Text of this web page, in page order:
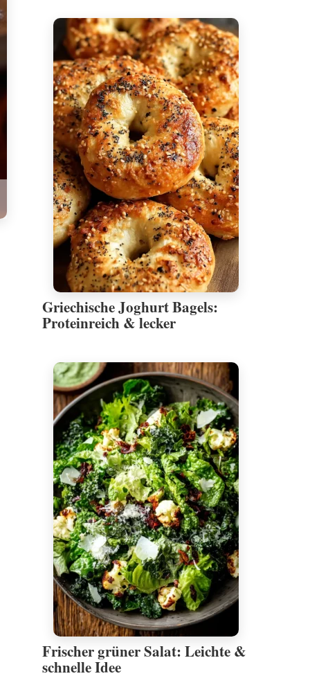
Griechische Joghurt Bagels:
Proteinreich & lecker
Frischer grüner Salat: Leichte &
schnelle Idee